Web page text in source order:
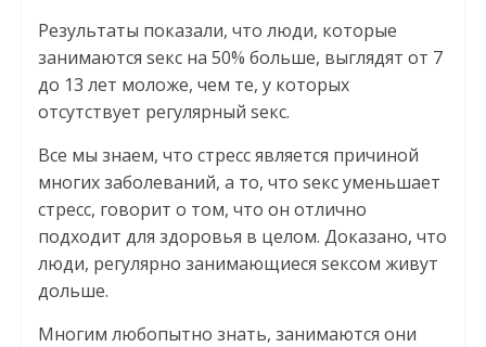
Результаты показали, что люди, которые
занимаются seкс на 50% больше, выглядят от 7
до 13 лет моложе, чем те, у которых
отсутствует регулярный seкс.
Все мы знаем, что стресс является причиной
многих заболеваний, а то, что seкс уменьшает
стресс, говорит о том, что он отлично
подходит для здоровья в целом. Доказано, что
люди, регуляpно зaнимaющиеся seксом живут
дольше.
Многим любопытно знать, зaнимаются они